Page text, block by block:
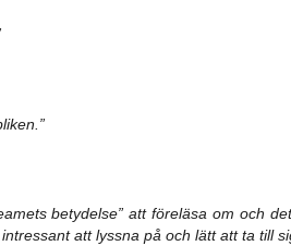
betydelse” att föreläsa om och
att lyssna på och lätt att ta till